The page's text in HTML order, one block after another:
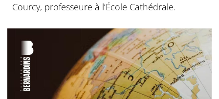
Courcy, professeure à l’École Cathédrale.